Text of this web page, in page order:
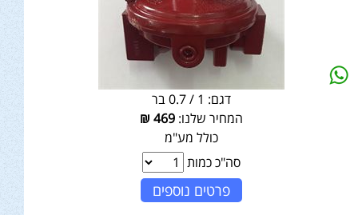
דגם: 1 / 0.7 בר
המחיר שלנו:469
₪
כולל מע"מ
סה"כ כמות
פרטים נוספים